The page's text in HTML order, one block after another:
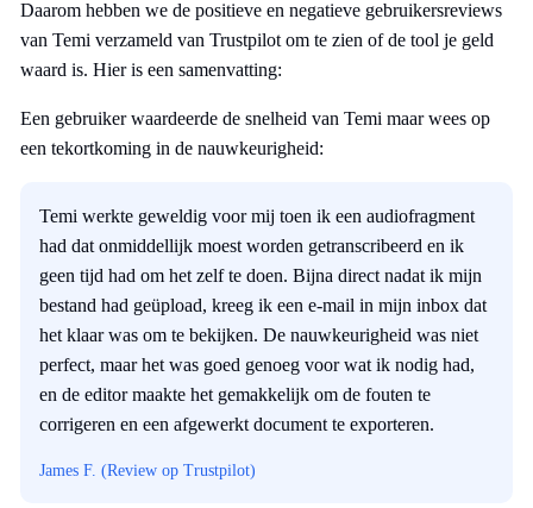
Daarom hebben we de positieve en negatieve gebruikersreviews
van Temi verzameld van Trustpilot om te zien of de tool je geld
waard is. Hier is een samenvatting:
Een gebruiker waardeerde de snelheid van Temi maar wees op
een tekortkoming in de nauwkeurigheid:
Temi werkte geweldig voor mij toen ik een audiofragment
had dat onmiddellijk moest worden getranscribeerd en ik
geen tijd had om het zelf te doen. Bijna direct nadat ik mijn
bestand had geüpload, kreeg ik een e-mail in mijn inbox dat
het klaar was om te bekijken. De nauwkeurigheid was niet
perfect, maar het was goed genoeg voor wat ik nodig had,
en de editor maakte het gemakkelijk om de fouten te
corrigeren en een afgewerkt document te exporteren.
James F. (Review op Trustpilot)